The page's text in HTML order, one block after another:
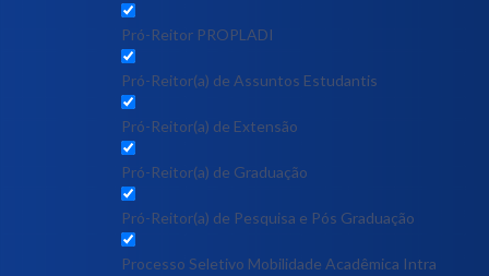
Pró-Reitor PROPLADI
Pró-Reitor(a) de Assuntos Estudantis
Pró-Reitor(a) de Extensão
Pró-Reitor(a) de Graduação
Pró-Reitor(a) de Pesquisa e Pós Graduação
Processo Seletivo Mobilidade Acadêmica Intra